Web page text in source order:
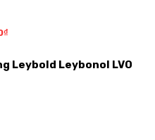
₫
Leybold Leybonol LVO